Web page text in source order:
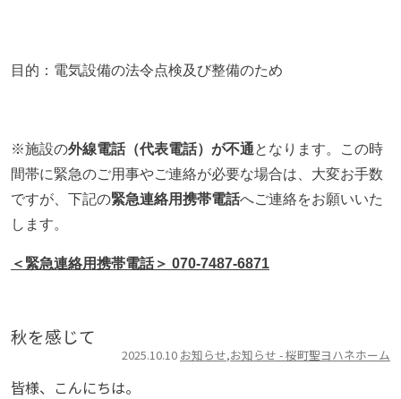
目的：電気設備の法令点検及び整備のため
※施設の外線電話（代表電話）が不通となります。この時
間帯に緊急のご用事やご連絡が必要な場合は、大変お手数
ですが、下記の緊急連絡用携帯電話へご連絡をお願いいた
します。
＜緊急連絡用携帯電話＞ 070-7487-6871
秋を感じて
2025.10.10 お知らせ,お知らせ - 桜町聖ヨハネホーム
皆様、こんにちは。